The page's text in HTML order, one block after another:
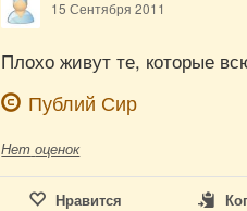
15 Сентября 2011
Плохо живут те, которые
Публий Сир
Нет оценок
Нравится